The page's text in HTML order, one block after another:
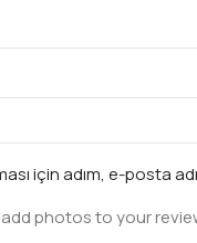
için adım, e-posta
photos to your